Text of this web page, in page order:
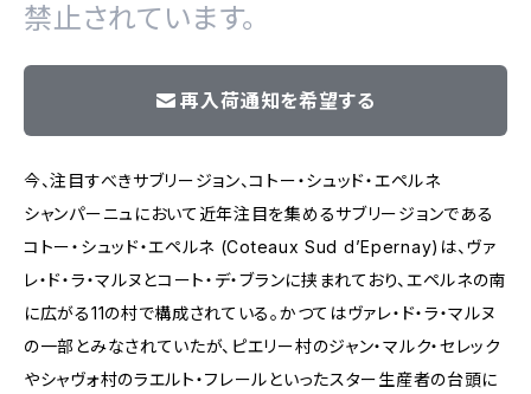
禁止されています。
再入荷通知を希望する
今、注目すべきサブリージョン、コトー・シュッド・エペルネ
シャンパーニュにおいて近年注目を集めるサブリージョンである
コトー・シュッド・エペルネ (Coteaux Sud d’Epernay)は、ヴァ
レ・ド・ラ・マルヌとコート・デ・ブランに挟まれており、エペルネの南
に広がる11の村で構成されている。かつてはヴァレ・ド・ラ・マルヌ
の一部とみなされていたが、ピエリー村のジャン・マルク・セレック
やシャヴォ村のラエルト・フレールといったスター生産者の台頭に